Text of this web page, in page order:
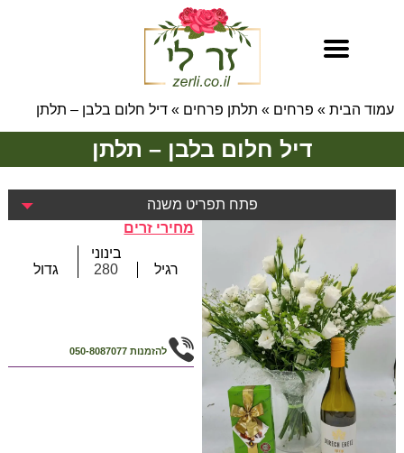
עמוד הבית » פרחים » תלתן פרחים » דיל חלום בלבן – תלתן
דיל חלום בלבן – תלתן
פתח תפריט משנה
מחירי זרים
רגיל
בינוני
280
גדול
להזמנות 050-8087077